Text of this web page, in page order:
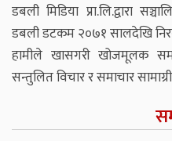
डबली मिडिया प्रा.लि.द्वारा
डबली डटकम २०७१ सालदेखि
हामीले खासगरी खोजमूलक
सन्तुलित विचार र समाचार